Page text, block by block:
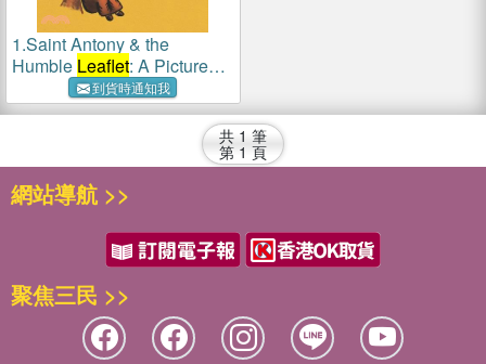
1.Saint Antony & the
Humble Leaflet: A Picture
Book by Creative Orthodox
到貨時通知我
共 1 筆
第 1 頁
網站導航 >>
聚焦三民 >>